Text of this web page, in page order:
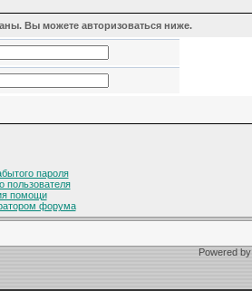
Вы можете авторизоваться ниже.
пароля
пользователя
помощи
форума
Powered by